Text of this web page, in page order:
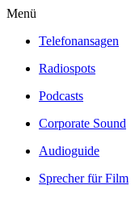
Menü
Telefonansagen
Radiospots
Podcasts
Corporate Sound
Audioguide
Sprecher für Film